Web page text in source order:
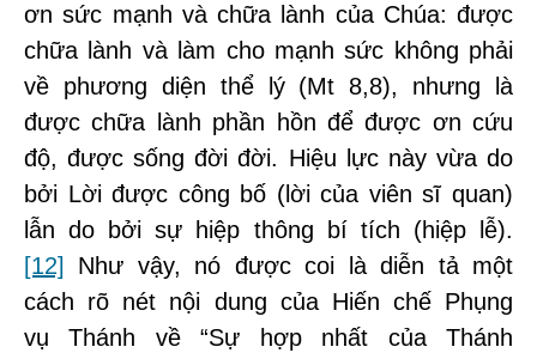
ơn sức mạnh và chữa lành của Chúa: được
chữa lành và làm cho mạnh sức không phải
về phương diện thể lý (Mt 8,8), nhưng là
được chữa lành phần hồn để được ơn cứu
độ, được sống đời đời. Hiệu lực này vừa do
bởi Lời được công bố (lời của viên sĩ quan)
lẫn do bởi sự hiệp thông bí tích (hiệp lễ).
[12]
Như vậy, nó được coi là diễn tả một
cách rõ nét nội dung của Hiến chế Phụng
vụ Thánh về “Sự hợp nhất của Thánh